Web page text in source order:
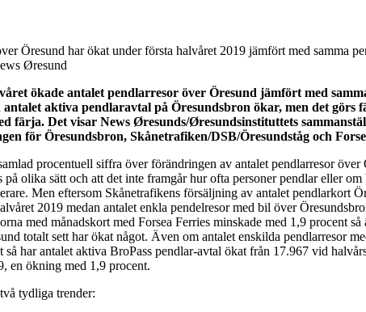
Öresund har ökat under första halvåret 2019 jämfört med samma
Øresund
ökade antalet pendlarresor över Öresund jämfört med
aktiva pendlaravtal på Öresundsbron ökar, men det görs
färja. Det visar News Øresunds/Øresundsinstituttets
för Öresundsbron, Skånetrafiken/DSB/Öresundståg och
procentuell siffra över förändringen av antalet pendlarresor över
olika sätt och att det inte framgår hur ofta personer pendlar eller
Men eftersom Skånetrafikens försäljning av antalet pendlarkort
2019 medan antalet enkla pendelresor med bil över
med månadskort med Forsea Ferries minskade med 1,9 procent
totalt sett har ökat något. Även om antalet enskilda pendlarresor
så har antalet aktiva BroPass pendlar-avtal ökat från 17.967 vid
en ökning med 1,9 procent.
tydliga trender: